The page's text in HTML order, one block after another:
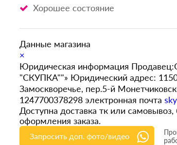
Хорошее состояние
Данные магазина
×
Юридическая информация
"СКУПКА""» Юридический адрес:
Замоскворечье, пер.5-й
1247700378298 электронная почта
Доступна доставка тк или
оформления заказа.
Запросить доп. фото/видео